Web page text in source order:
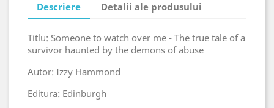
Descriere Detalii ale produsului
Titlu: Someone to watch over me - The true tale of a
survivor haunted by the demons of abuse
Autor: Izzy Hammond
Editura: Edinburgh